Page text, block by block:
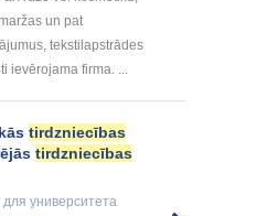
un pat
tekstilapstrādes
ievērojama firma. ...
tirdzniecības
tirdzniecības
для университета